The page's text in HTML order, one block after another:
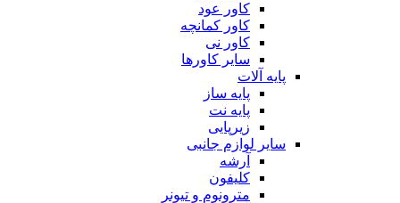
کاور عود
کاور کمانچه
کاور نی
سایر کاورها
پایه آلات
پایه ساز
پایه نت
زیرپایی
سایر لوازم جانبی
آرشه
کلیفون
مترونوم و تیونر